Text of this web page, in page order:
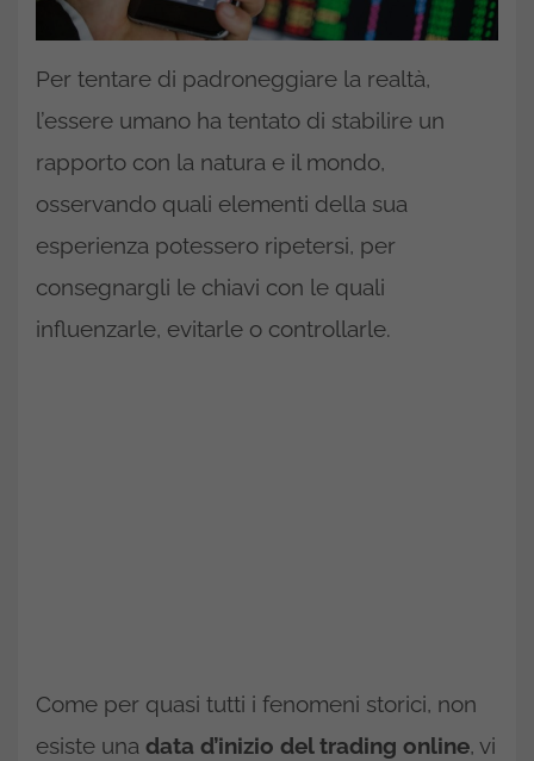
Per tentare di padroneggiare la realtà,
l’essere umano ha tentato di stabilire un
rapporto con la natura e il mondo,
osservando quali elementi della sua
esperienza potessero ripetersi, per
consegnargli le chiavi con le quali
influenzarle, evitarle o controllarle.
Come per quasi tutti i fenomeni storici, non
esiste una data d’inizio del trading online, vi